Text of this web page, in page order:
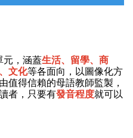
元，涵蓋生活、留學、商
文化等各面向，以圖像化方
值得信賴的母語教師監製，
者，只要有發音程度就可以